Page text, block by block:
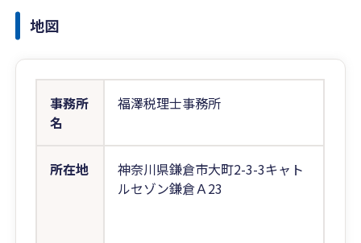
地図
事務所
名
福澤税理士事務所
所在地
神奈川県鎌倉市大町2-3-3キャト
ルセゾン鎌倉Ａ23